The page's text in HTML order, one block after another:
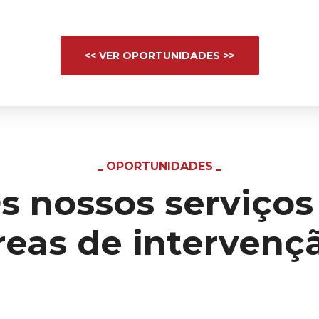
<< VER OPORTUNIDADES >>
OPORTUNIDADES
nossos
de